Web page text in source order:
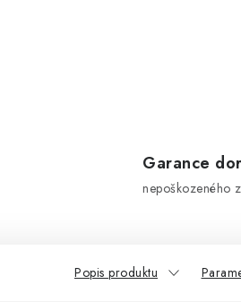
Garance
nepoškozeného
Popis produktu